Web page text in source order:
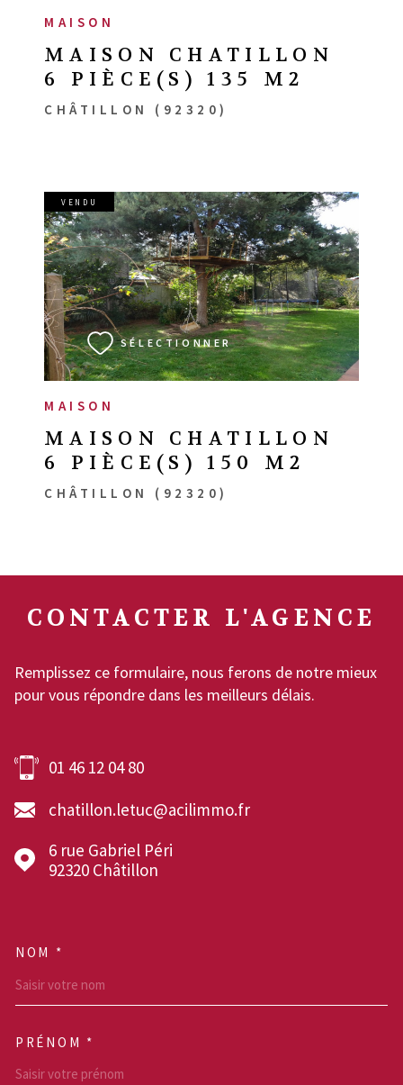
MAISON
MAISON CHATILLON
6 PIÈCE(S) 135 M2
CHÂTILLON (92320)
MAISON
MAISON CHATILLON
6 PIÈCE(S) 150 M2
CHÂTILLON (92320)
VENDU
SÉLECTIONNER
VOIR LE BIEN
CONTACTER L'AGENCE
Remplissez ce formulaire, nous ferons de notre mieux
pour vous répondre dans les meilleurs délais.
01 46 12 04 80
chatillon.letuc@acilimmo.fr
6 rue Gabriel Péri
92320
Châtillon
NOM *
PRÉNOM *